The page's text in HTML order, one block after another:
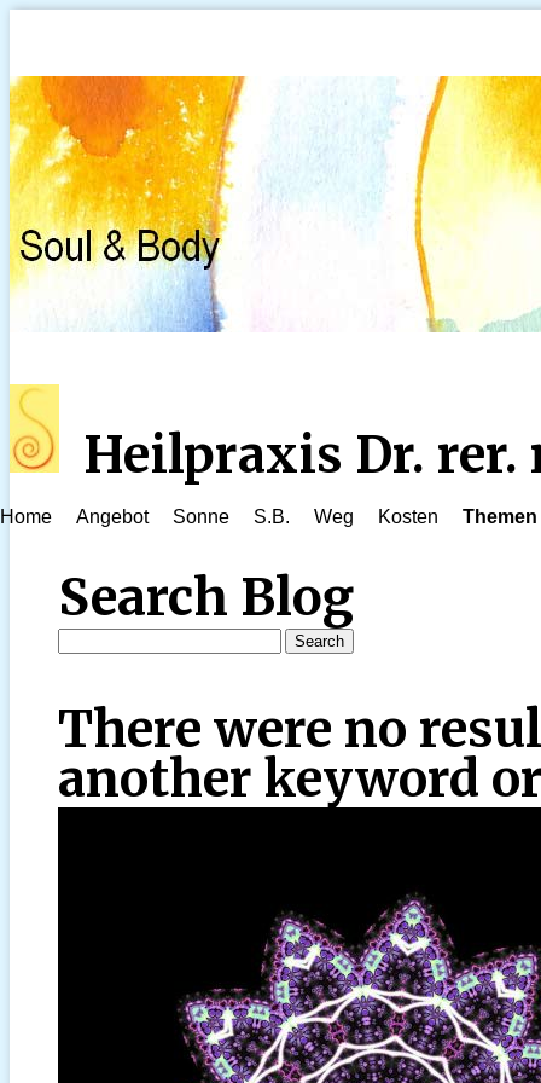
Heilpraxis Dr. rer.
Home Angebot Sonne S.B. Weg Kosten Themen
Search Blog
There were no
another keyword